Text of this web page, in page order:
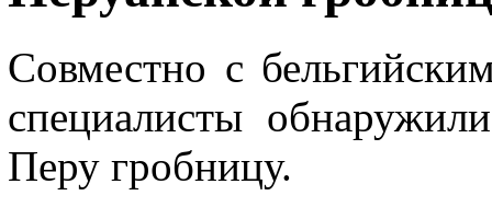
Совместно с
специалисты
Перу гробницу.